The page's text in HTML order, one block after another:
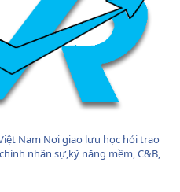
Nam Nơi giao lưu học hỏi trao
nhân sự,kỹ năng mềm, C&B,